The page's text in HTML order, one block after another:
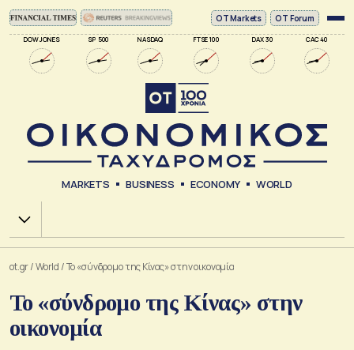
DOW JONES SP 500 NASDAQ FTSE 100 DAX 30 CAC 40
ΟΤ Markets OT Forum
MARKETS BUSINESS ECONOMY WORLD
Χ.Α.
ot.gr/World /Το «σύνδρομο της Κίνας» στην οικονομία
Το «σύνδρομο της Κίνας» στην
οικονομία